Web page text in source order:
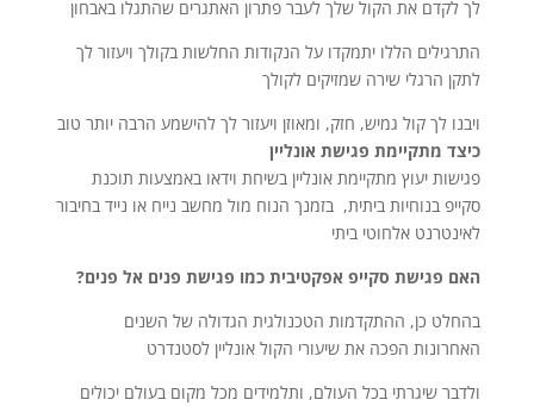
לך לקדם את הקול שלך לעבר פתרון האתגרים שהתגלו באבחון
התרגילים הללו יתמקדו על הנקודות החלשות בקולך ויעזור לך
לתקן הרגלי שירה שמזיקים לקולך
ויבנו לך קול גמיש, חזק, ומאוזן ויעזור לך להישמע הרבה יותר טוב
כיצד מתקיימת פגישת אונליין
פגישות יעוץ מתקיימת אונליין בשיחת וידאו באמצעות תוכנת
סקייפ בנוחיות ביתית, בזמנך הנוח מול מחשב נייח או נייד בחיבור
לאינטרנט אלחוטי ביתי
האם פגישת סקייפ אפקטיבית כמו פגישת פנים אל פנים?
בהחלט כן, ההתקדמות הטכנולגית הגדולה של השנים
האחרונות הפכה את שיעורי הקול אונליין לסטנדרט
ולדבר שיגרתי בכל העולם, ותלמידים מכל מקום בעולם יכולים